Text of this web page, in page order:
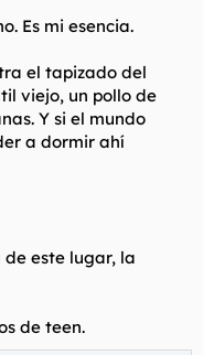
Es mi esencia.
el tapizado del
viejo, un pollo de
Y si el mundo
a dormir ahí
de este lugar, la
de teen.